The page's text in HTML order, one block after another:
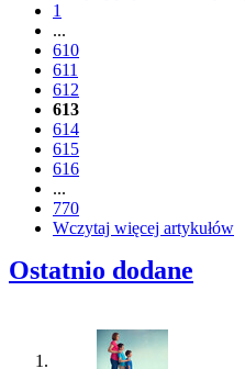
1
...
610
611
612
613
614
615
616
...
770
Wczytaj więcej artykułów
Ostatnio dodane